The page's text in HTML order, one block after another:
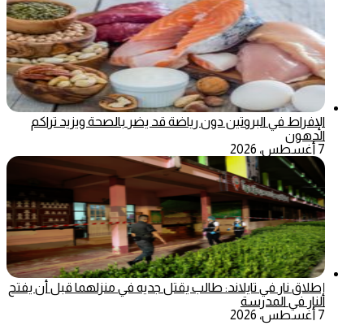
الإفراط في البروتين دون رياضة قد يضر بالصحة ويزيد تراكم
الدهون
7 أغسطس، 2026
إطلاق نار في تايلاند: طالب يقتل جديه في منزلهما قبل أن يفتح
النار في المدرسة
7 أغسطس، 2026